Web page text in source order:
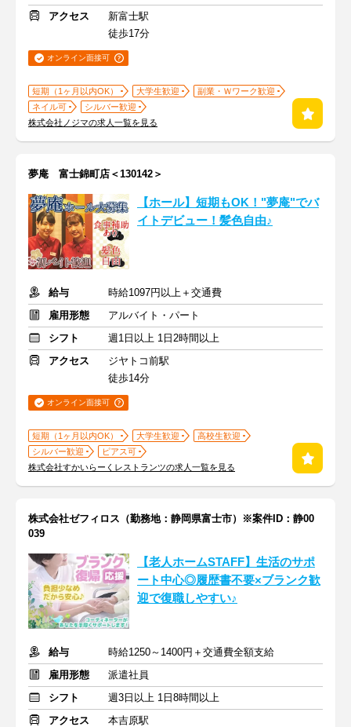
アクセス
新富士駅
徒歩17分
オンライン面接可
短期（1ヶ月以内OK） 大学生歓迎
副業・Ｗワーク歓迎
ネイル可
シルバー歓迎
株式会社ノジマの求人一覧を見る
夢庵 富士錦町店＜130142＞
【ホール】短期もOK！"夢庵"でバ
イトデビュー！髪色自由♪
給与
時給1097円以上＋交通費
雇用形態
アルバイト・パート
シフト
週1日以上 1日2時間以上
アクセス
ジヤトコ前駅
徒歩14分
オンライン面接可
短期（1ヶ月以内OK） 大学生歓迎
高校生歓迎
シルバー歓迎
ピアス可
株式会社すかいらーくレストランツの求人一覧を見る
株式会社ゼフィロス（勤務地：静岡県富士市）※案件ID：静00
039
【老人ホームSTAFF】生活のサポ
ート中心◎履歴書不要×ブランク歓
迎で復職しやすい♪
給与
時給1250～1400円＋交通費全額支給
雇用形態
派遣社員
シフト
週3日以上 1日8時間以上
アクセス
本吉原駅